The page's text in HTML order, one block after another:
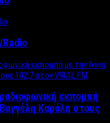
Radio
εκπομπή
Καράλη στους